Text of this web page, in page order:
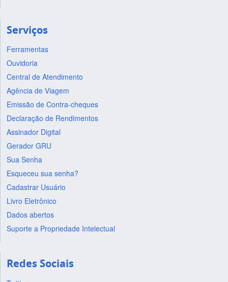
Serviços
Ferramentas
Ouvidoria
Central de Atendimento
Agência de Viagem
Emissão de Contra-cheques
Declaração de Rendimentos
Assinador Digital
Gerador GRU
Sua Senha
Esqueceu sua senha?
Cadastrar Usuário
Livro Eletrônico
Dados abertos
Suporte a Propriedade Intelectual
Redes Sociais